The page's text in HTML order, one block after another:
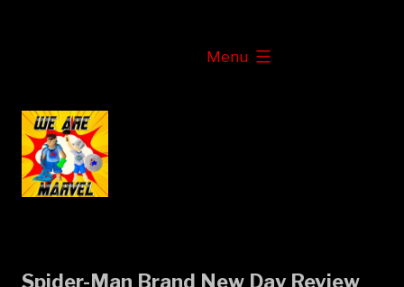
Menu
expanded
Spider-Man Brand New Day Review